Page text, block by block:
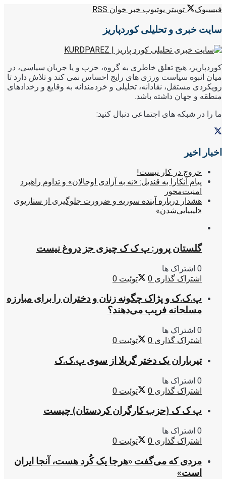
فیسبوک توییتر یوتیوب خبر خوان RSS
سایت خبری و تحلیلی کوردپاریز
کوردپاریز، هیچ تعلق خاطری به گروه، حزب و یا جریان سیاسی، در
میان انبوه سیاست ورزی های رایج احساس نمی کند و تلاش دارد تا
رویکردی مستقل، نقادانه، تحلیلی و خردمندانه به وقایع و رخدادهای
منطقه و جهان داشته باشد.
ما را در شبکه های اجتماعی دنبال کنید:
اخبار اخیر
خروج در کار نیست!
پیام آنکارا به قندیل: «نه به آزادی اوجالان» و تداوم راهبرد
امنیت‌محور
هشدار درباره آینده سوریه و ضرورت جلوگیری از سناریوی
«لیبیایی‌شدن»
گلستان پرور: پ ک ک چیزی جز دروغ نیست
0 اشتراک ها
اشتراک گذاری 0 توئیت 0
پ.ک.ک و پژاک چگونه زنان و دختران را برای مبارزه
مسلحانه فریب می‌دهند؟
0 اشتراک ها
اشتراک گذاری 0 توئیت 0
تیرباران یک دختر گریلا از سوی پ.ک.ک
0 اشتراک ها
اشتراک گذاری 0 توئیت 0
پ ک ک (حزب کارگران کردستان) چیست
0 اشتراک ها
اشتراک گذاری 0 توئیت 0
مردی که می‌گفت «هرجا یک کُرد هست، آنجا ایران
است»